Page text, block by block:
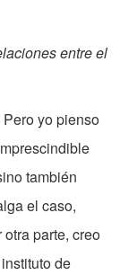
entre el
yo pienso
también
el caso,
parte, creo
de